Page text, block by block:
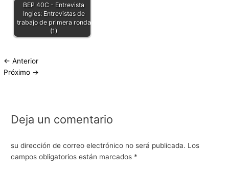
BEP 40C - Entrevista
Ingles: Entrevistas de
trabajo de primera ronda
(1)
← Anterior
Próximo →
Deja un comentario
su dirección de correo electrónico no será publicada. Los
campos obligatorios están marcados *